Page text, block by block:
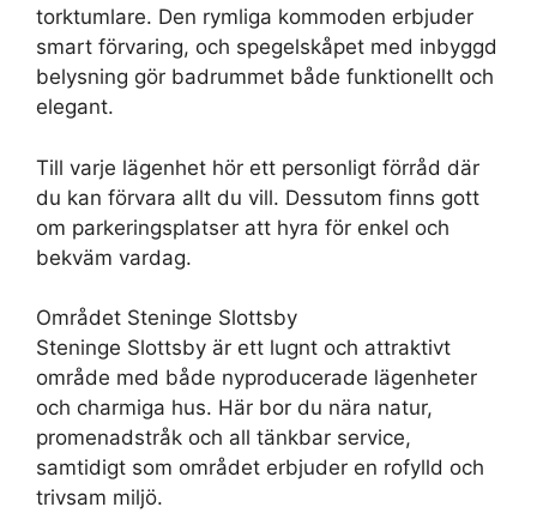
torktumlare. Den rymliga kommoden erbjuder
smart förvaring, och spegelskåpet med inbyggd
belysning gör badrummet både funktionellt och
elegant.
Till varje lägenhet hör ett personligt förråd där
du kan förvara allt du vill. Dessutom finns gott
om parkeringsplatser att hyra för enkel och
bekväm vardag.
Området Steninge Slottsby
Steninge Slottsby är ett lugnt och attraktivt
område med både nyproducerade lägenheter
och charmiga hus. Här bor du nära natur,
promenadstråk och all tänkbar service,
samtidigt som området erbjuder en rofylld och
trivsam miljö.